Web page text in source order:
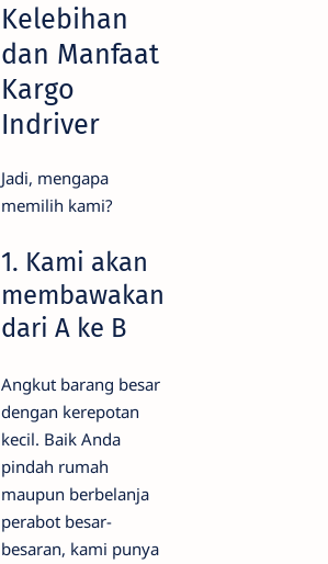
Kelebihan
dan Manfaat
Kargo
Indriver
Jadi, mengapa
memilih kami?
1. Kami akan
membawakan
dari A ke B
Angkut barang besar
dengan kerepotan
kecil. Baik Anda
pindah rumah
maupun berbelanja
perabot besar-
besaran, kami punya